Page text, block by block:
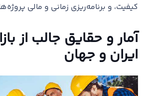
کیفیت، و برنامه‌ریزی زمانی و مالی
آمار و حقایق جالب از
ایران و جهان